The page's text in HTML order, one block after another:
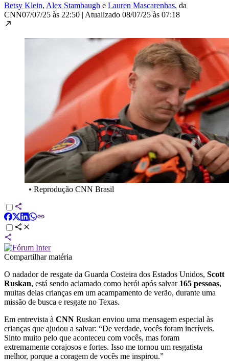
Betsy Klein, Alex Stambaugh e Lauren Mascarenhas, da
CNN07/07/25 às 22:50 | Atualizado 08/07/25 às 07:18
• Reprodução CNN Brasil
Compartilhar matéria
O nadador de resgate da Guarda Costeira dos Estados Unidos, Scott
Ruskan, está sendo aclamado como herói após salvar 165 pessoas,
muitas delas crianças em um acampamento de verão, durante uma
missão de busca e resgate no Texas.
Em entrevista à CNN Ruskan enviou uma mensagem especial às
crianças que ajudou a salvar: “De verdade, vocês foram incríveis.
Sinto muito pelo que aconteceu com vocês, mas foram
extremamente corajosos e fortes. Isso me tornou um resgatista
melhor, porque a coragem de vocês me inspirou.”